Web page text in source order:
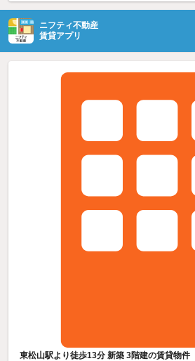
ニフティ不動産
賃貸アプリ
東松山駅より徒歩13分 新築 3階建の賃貸物件